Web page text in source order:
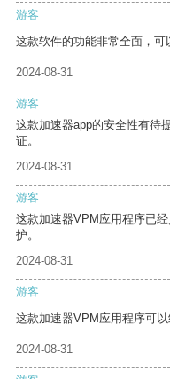
游客
这款软件的功能非常全面，可
2024-08-31
游客
这款加速器app的安全性有待
证。
2024-08-31
游客
这款加速器VPM应用程序已
护。
2024-08-31
游客
这款加速器VPM应用程序可
2024-08-31